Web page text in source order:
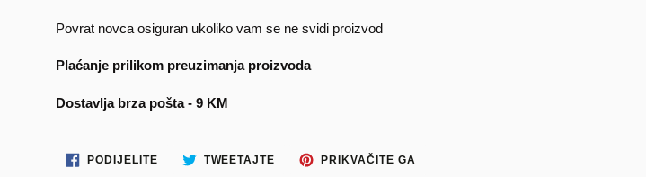
Povrat novca osiguran ukoliko vam se ne svidi proizvod
Plaćanje prilikom preuzimanja proizvoda
Dostavlja brza pošta - 9 KM
PODIJELITEPODIJELITE
NA
TWEETAJTE TWEETAJTEPRIKVAČITE GA
NA